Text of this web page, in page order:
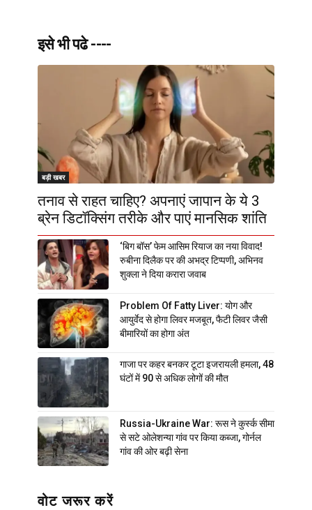
इसे भी पढे ----
बड़ी खबर
तनाव से राहत चाहिए? अपनाएं जापान के ये 3
ब्रेन डिटॉक्सिंग तरीके और पाएं मानसिक शांति
‘बिग बॉस’ फेम आसिम रियाज का नया विवाद!
रुबीना दिलैक पर की अभद्र टिप्पणी, अभिनव
शुक्ला ने दिया करारा जवाब
Problem Of Fatty Liver: योग और
आयुर्वेद से होगा लिवर मजबूत, फैटी लिवर जैसी
बीमारियों का होगा अंत
गाजा पर कहर बनकर टूटा इजरायली हमला, 48
घंटों में 90 से अधिक लोगों की मौत
Russia-Ukraine War: रूस ने कुर्स्क सीमा
से सटे ओलेशन्या गांव पर किया कब्जा, गोर्नल
गांव की ओर बढ़ी सेना
वोट जरूर करें